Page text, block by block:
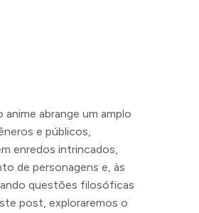
abrange um amplo
e públicos,
enredos intrincados,
de personagens e, às
questões filosóficas
post, exploraremos o